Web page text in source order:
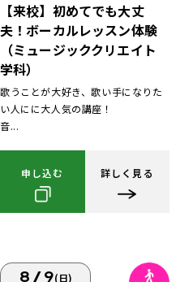
【来校】初めてでも大丈
夫！ボーカルレッスン体験
（ミュージッククリエイト
学科）
歌うことが大好き、歌い手になりた
い人にに大人気の講座！
音...
申し込む 詳しく見る
8/9(日)